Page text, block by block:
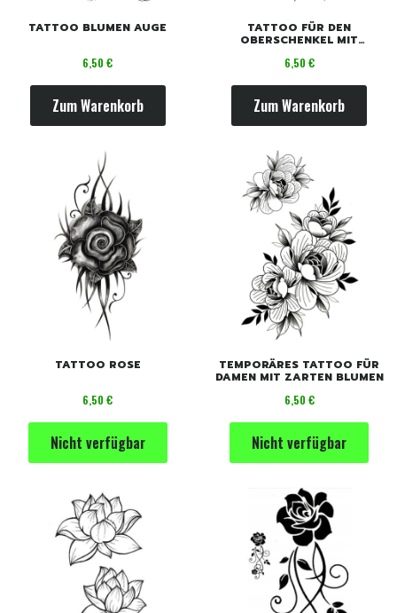
TATTOO BLUMEN AUGE
Preis
6,50 €
Zum Warenkorb
TATTOO FÜR DEN
OBERSCHENKEL MIT
Preis
6,50 €
Zum Warenkorb
TATTOO ROSE
Preis
6,50 €
Nicht verfügbar
TEMPORÄRES TATTOO FÜR
DAMEN MIT ZARTEN BLUMEN
Preis
6,50 €
Nicht verfügbar